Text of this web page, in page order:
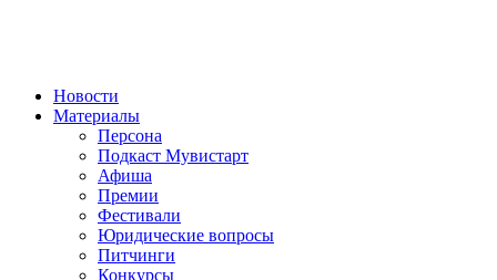
Новости
Материалы
Персона
Подкаст Мувистарт
Афиша
Премии
Фестивали
Юридические вопросы
Питчинги
Конкурсы